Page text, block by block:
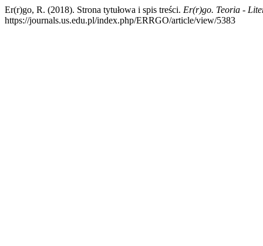
Er(r)go, R. (2018). Strona tytułowa i spis treści. Er(r)go. Teoria -
https://journals.us.edu.pl/index.php/ERRGO/article/view/5383